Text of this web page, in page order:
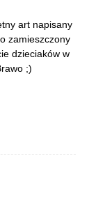
art napisany
zamieszczony
dzieciaków w
;)